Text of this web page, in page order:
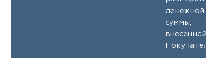
денежной
суммы,
внесенной